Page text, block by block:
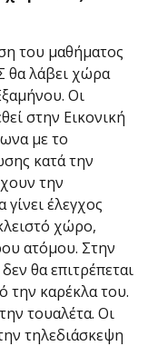
του μαθήματος
λάβει χώρα
Οι
στην Εικονική
με το
κατά την
την
έλεγχος
χώρο,
ατόμου. Στην
θα επιτρέπεται
την καρέκλα του.
τουαλέτα. Οι
τηλεδιάσκεψη